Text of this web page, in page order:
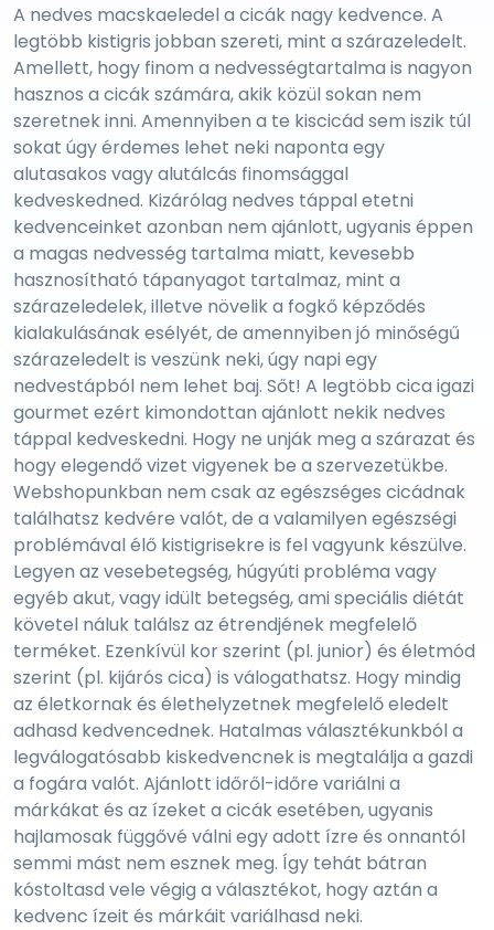
A nedves macskaeledel a cicák nagy kedvence. A
legtöbb kistigris jobban szereti, mint a szárazeledelt.
Amellett, hogy finom a nedvességtartalma is nagyon
hasznos a cicák számára, akik közül sokan nem
szeretnek inni. Amennyiben a te kiscicád sem iszik túl
sokat úgy érdemes lehet neki naponta egy
alutasakos vagy alutálcás finomsággal
kedveskedned. Kizárólag nedves táppal etetni
kedvenceinket azonban nem ajánlott, ugyanis éppen
a magas nedvesség tartalma miatt, kevesebb
hasznosítható tápanyagot tartalmaz, mint a
szárazeledelek, illetve növelik a fogkő képződés
kialakulásának esélyét, de amennyiben jó minőségű
szárazeledelt is veszünk neki, úgy napi egy
nedvestápból nem lehet baj. Sőt! A legtöbb cica igazi
gourmet ezért kimondottan ajánlott nekik nedves
táppal kedveskedni. Hogy ne unják meg a szárazat és
hogy elegendő vizet vigyenek be a szervezetükbe.
Webshopunkban nem csak az egészséges cicádnak
találhatsz kedvére valót, de a valamilyen egészségi
problémával élő kistigrisekre is fel vagyunk készülve.
Legyen az vesebetegség, húgyúti probléma vagy
egyéb akut, vagy idült betegség, ami speciális diétát
követel náluk találsz az étrendjének megfelelő
terméket. Ezenkívül kor szerint (pl. junior) és életmód
szerint (pl. kijárós cica) is válogathatsz. Hogy mindig
az életkornak és élethelyzetnek megfelelő eledelt
adhasd kedvencednek. Hatalmas választékunkból a
legválogatósabb kiskedvencnek is megtalálja a gazdi
a fogára valót. Ajánlott időről-időre variálni a
márkákat és az ízeket a cicák esetében, ugyanis
hajlamosak függővé válni egy adott ízre és onnantól
semmi mást nem esznek meg. Így tehát bátran
kóstoltasd vele végig a választékot, hogy aztán a
kedvenc ízeit és márkáit variálhasd neki.